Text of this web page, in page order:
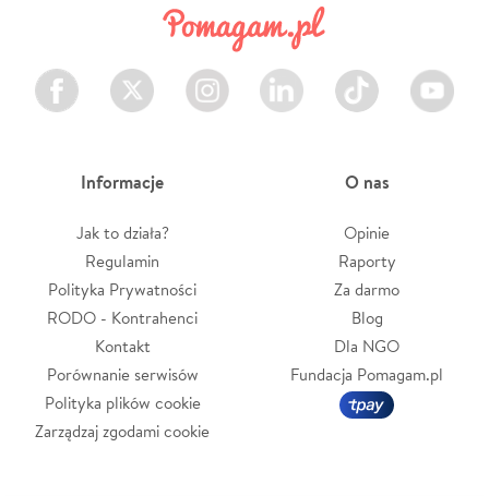
Facebook Twitter Instagram LinkedIn TikTok Youtube
Informacje
Jak to działa?
Regulamin
Polityka Prywatności
RODO - Kontrahenci
Kontakt
Porównanie serwisów
Polityka plików cookie
Zarządzaj zgodami cookie
O nas
Opinie
Raporty
Za darmo
Blog
Dla NGO
Fundacja Pomagam.pl